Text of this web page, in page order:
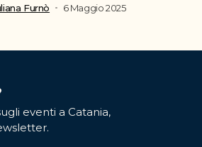
Furnò 6 Maggio 2025
eventi a Catania,